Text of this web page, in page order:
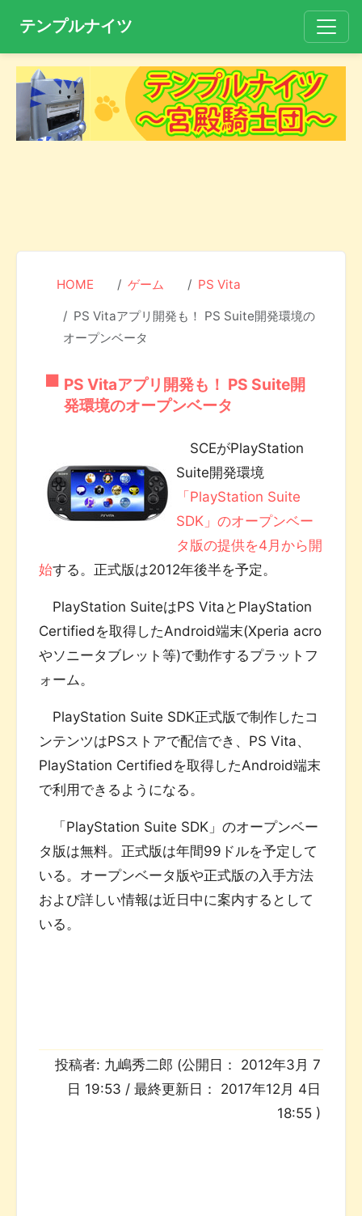
テンプルナイツ
HOME ゲーム PS Vita
PS Vitaアプリ開発も！ PS Suite開発環境の
オープンベータ
PS Vitaアプリ開発も！ PS Suite開
発環境のオープンベータ
SCEがPlayStation
Suite開発環境
「PlayStation Suite
SDK」のオープンベー
タ版の提供を4月から開
始する。正式版は2012年後半を予定。
PlayStation SuiteはPS VitaとPlayStation
Certifiedを取得したAndroid端末(Xperia acro
やソニータブレット等)で動作するプラットフ
ォーム。
PlayStation Suite SDK正式版で制作したコ
ンテンツはPSストアで配信でき、PS Vita、
PlayStation Certifiedを取得したAndroid端末
で利用できるようになる。
「PlayStation Suite SDK」のオープンベー
タ版は無料。正式版は年間99ドルを予定して
いる。オープンベータ版や正式版の入手方法
および詳しい情報は近日中に案内するとして
いる。
投稿者: 九嶋秀二郎 (公開日： 2012年3月 7
日 19:53 / 最終更新日： 2017年12月 4日
18:55 )